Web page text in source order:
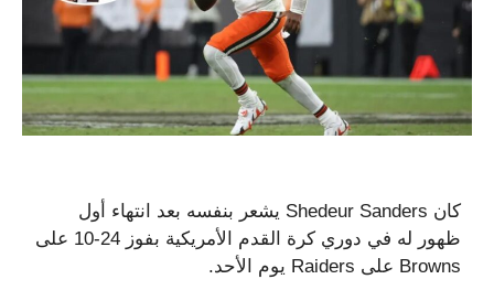
كان Shedeur Sanders يشعر بنفسه بعد انتهاء أول
ظهور له في دوري كرة القدم الأمريكية بفوز 24-10 على
Browns على Raiders يوم الأحد.